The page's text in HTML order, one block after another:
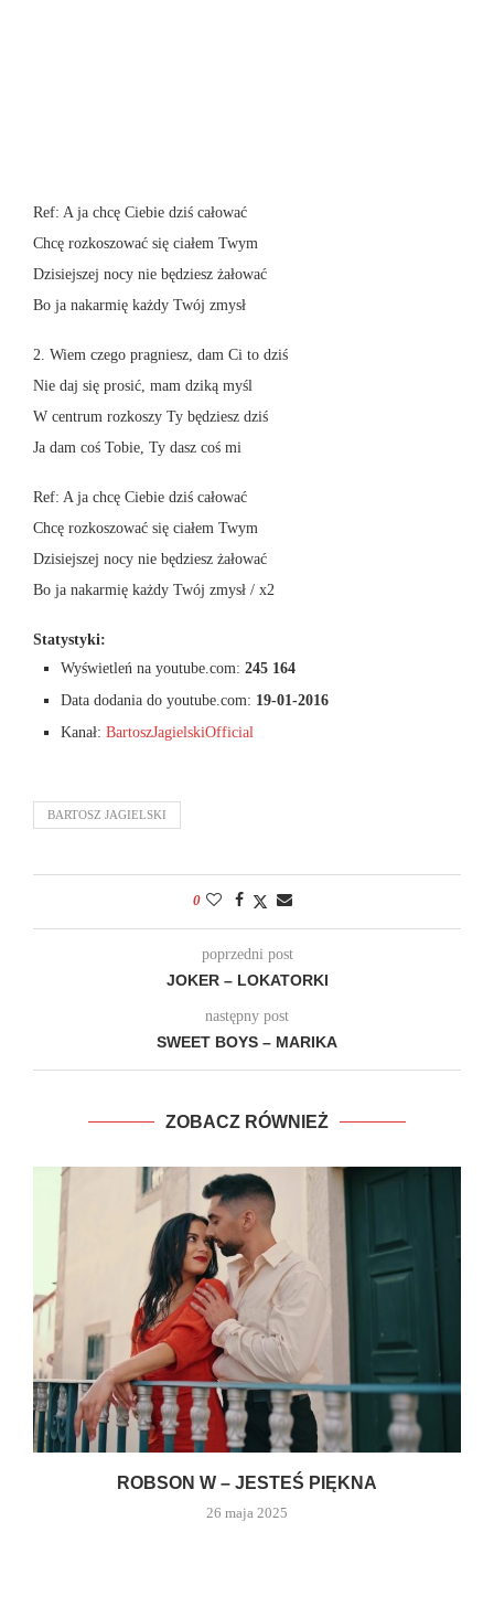
Ref: A ja chcę Ciebie dziś całować
Chcę rozkoszować się ciałem Twym
Dzisiejszej nocy nie będziesz żałować
Bo ja nakarmię każdy Twój zmysł
2. Wiem czego pragniesz, dam Ci to dziś
Nie daj się prosić, mam dziką myśl
W centrum rozkoszy Ty będziesz dziś
Ja dam coś Tobie, Ty dasz coś mi
Ref: A ja chcę Ciebie dziś całować
Chcę rozkoszować się ciałem Twym
Dzisiejszej nocy nie będziesz żałować
Bo ja nakarmię każdy Twój zmysł / x2
Statystyki:
Wyświetleń na youtube.com: 245 164
Data dodania do youtube.com: 19-01-2016
Kanał: BartoszJagielskiOfficial
BARTOSZ JAGIELSKI
0
poprzedni post
JOKER – LOKATORKI
następny post
SWEET BOYS – MARIKA
ZOBACZ RÓWNIEŻ
ROBSON W – JESTEŚ PIĘKNA
26 maja 2025